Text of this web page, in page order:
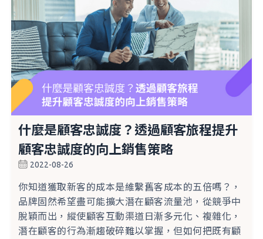
什麼是顧客忠誠度？透過顧客旅程提升
顧客忠誠度的向上銷售策略
2022-08-26
你知道獲取新客的成本是維繫舊客成本的五倍嗎？，
品牌固然希望盡可能擴大潛在顧客流量池，從競爭中
脫穎而出，縱使顧客互動渠道日漸多元化、複雜化，
潛在顧客的行為漸趨破碎難以掌握，但如何把既有顧